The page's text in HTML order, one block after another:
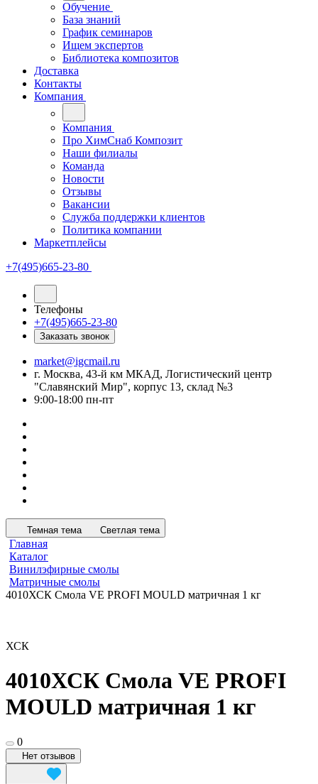
Обучение
База знаний
График семинаров
Ищем экспертов
Библиотека композитов
Доставка
Контакты
Компания
Компания
Про ХимСнаб Композит
Наши филиалы
Команда
Новости
Отзывы
Вакансии
Служба поддержки клиентов
Политика компании
Маркетплейсы
+7(495)665-23-80
Телефоны
+7(495)665-23-80
Заказать звонок
market@igcmail.ru
г. Москва, 43-й км МКАД, Логистический центр
"Славянский Мир", корпус 13, склад №3
9:00-18:00 пн-пт
Темная тема Светлая тема
Главная
Каталог
Винилэфирные смолы
Матричные смолы
4010ХСК Смола VE PROFI MOULD матричная 1 кг
ХСК
4010ХСК Смола VE PROFI
MOULD матричная 1 кг
0
Нет отзывов